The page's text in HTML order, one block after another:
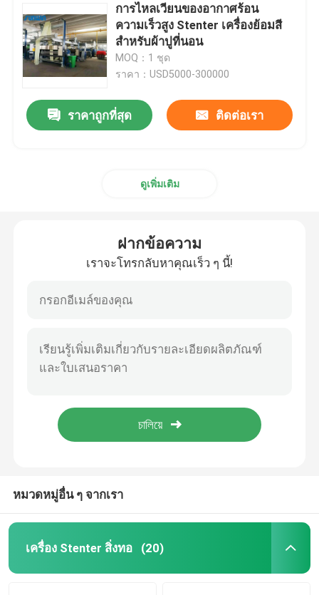
การไหลเวียนของอากาศร้อน
ความเร็วสูง Stenter เครื่องย้อมสี
สำหรับผ้าปูที่นอน
MOQ：1 ชุด
ราคา：USD5000-300000
ราคาถูกที่สุด ติดต่อเรา
ดูเพิ่มเติม
ฝากข้อความ
เราจะโทรกลับหาคุณเร็ว ๆ นี้!
หมวดหมู่อื่น ๆ จากเรา
เครื่อง Stenter สิ่งทอ (20)